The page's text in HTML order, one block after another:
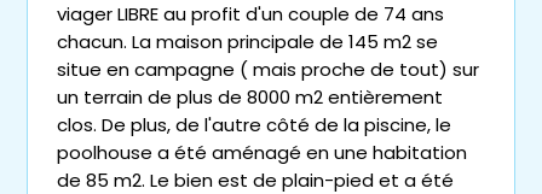
viager LIBRE au profit d'un couple de 74 ans
chacun. La maison principale de 145 m2 se
situe en campagne ( mais proche de tout) sur
un terrain de plus de 8000 m2 entièrement
clos. De plus, de l'autre côté de la piscine, le
poolhouse a été aménagé en une habitation
de 85 m2. Le bien est de plain-pied et a été